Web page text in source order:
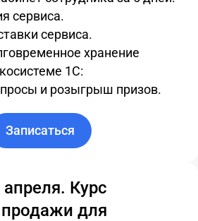
сервиса.
сервиса.
хранение
1С:
и розыгрыш призов.
Записаться
Курс
для